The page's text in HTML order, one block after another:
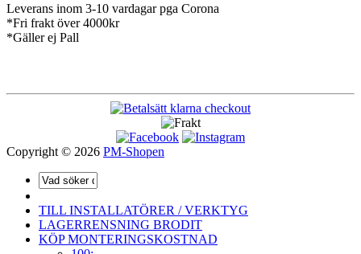
Leverans inom 3-10 vardagar pga Corona
*Fri frakt över 4000kr
*Gäller ej Pall
Copyright © 2026 PM-Shopen
TILL INSTALLATÖRER / VERKTYG
LAGERRENSNING BRODIT
KÖP MONTERINGSKOSTNAD